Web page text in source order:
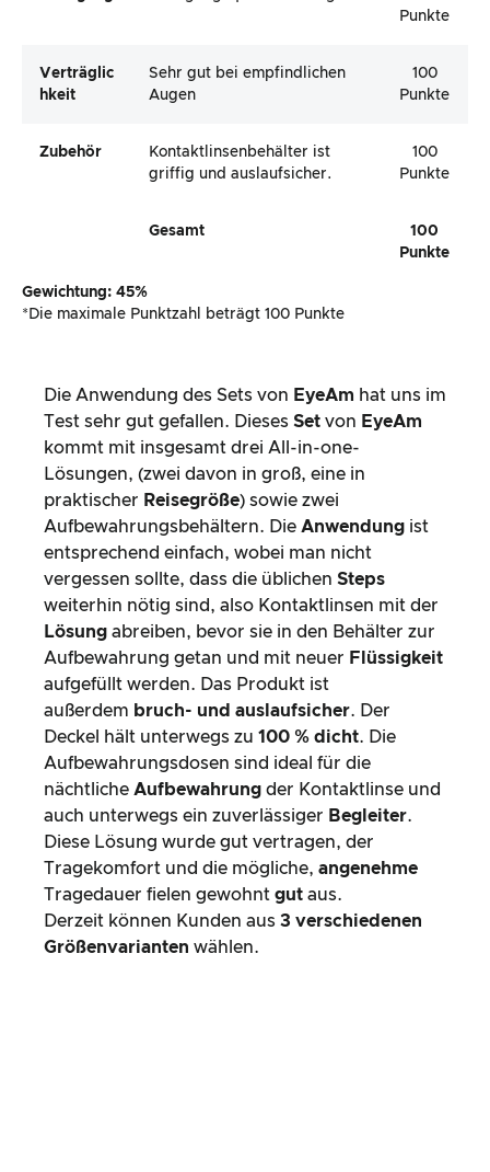
Punkte
Verträglic
Hkeit
Sehr gut bei empfindlichen
Augen
100
Punkte
Zubehör
Kontaktlinsenbehälter ist
griffig und auslaufsicher.
100
Punkte
Gesamt
100
Punkte
Gewichtung: 45%
*Die maximale Punktzahl beträgt 100 Punkte
Die Anwendung des Sets von EyeAm hat uns im
Test sehr gut gefallen. Dieses Set von EyeAm
kommt mit insgesamt drei All-in-one-
Lösungen, (zwei davon in groß, eine in
praktischer Reisegröße) sowie zwei
Aufbewahrungsbehältern. Die Anwendung ist
entsprechend einfach, wobei man nicht
vergessen sollte, dass die üblichen Steps
weiterhin nötig sind, also Kontaktlinsen mit der
Lösung abreiben, bevor sie in den Behälter zur
Aufbewahrung getan und mit neuer Flüssigkeit
aufgefüllt werden. Das Produkt ist
außerdem bruch- und auslaufsicher. Der
Deckel hält unterwegs zu 100 % dicht. Die
Aufbewahrungsdosen sind ideal für die
nächtliche Aufbewahrung der Kontaktlinse und
auch unterwegs ein zuverlässiger Begleiter.
Diese Lösung wurde gut vertragen, der
Tragekomfort und die mögliche, angenehme
Tragedauer fielen gewohnt gut aus.
Derzeit können Kunden aus 3 verschiedenen
Größenvarianten wählen.